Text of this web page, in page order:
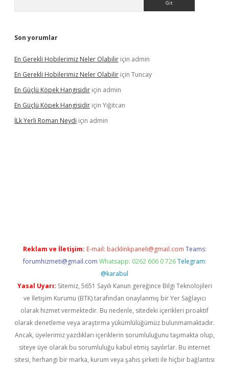
Son yorumlar
En Gerekli Hobilerimiz Neler Olabilir için admin
En Gerekli Hobilerimiz Neler Olabilir için Tuncay
En Güçlü Köpek Hangisidir için admin
En Güçlü Köpek Hangisidir için Yiğitcan
İLk Yerli Roman Neydi için admin
Reklam ve İletişim: E-mail: backlinkpaneli@gmail.com Teams:
forumhizmeti@gmail.com Whatsapp: 0262 606 0 726 Telegram:
@karabul
Yasal Uyarı: Sitemiz, 5651 Sayılı Kanun gereğince Bilgi Teknolojileri
ve İletişim Kurumu (BTK) tarafından onaylanmış bir Yer Sağlayıcı
olarak hizmet vermektedir. Bu nedenle, sitedeki içerikleri proaktif
olarak denetleme veya araştırma yükümlülüğümüz bulunmamaktadır.
Ancak, üyelerimiz yazdıkları içeriklerin sorumluluğunu taşımakta olup,
siteye üye olarak bu sorumluluğu kabul etmiş sayılırlar. Bu internet
sitesi, herhangi bir marka, kurum veya şahıs şirketi ile hiçbir bağlantısı